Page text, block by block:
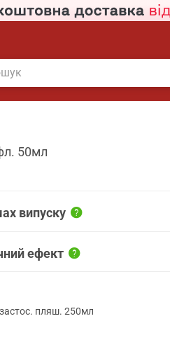
50мл
випуску
ефект
пляш. 250мл